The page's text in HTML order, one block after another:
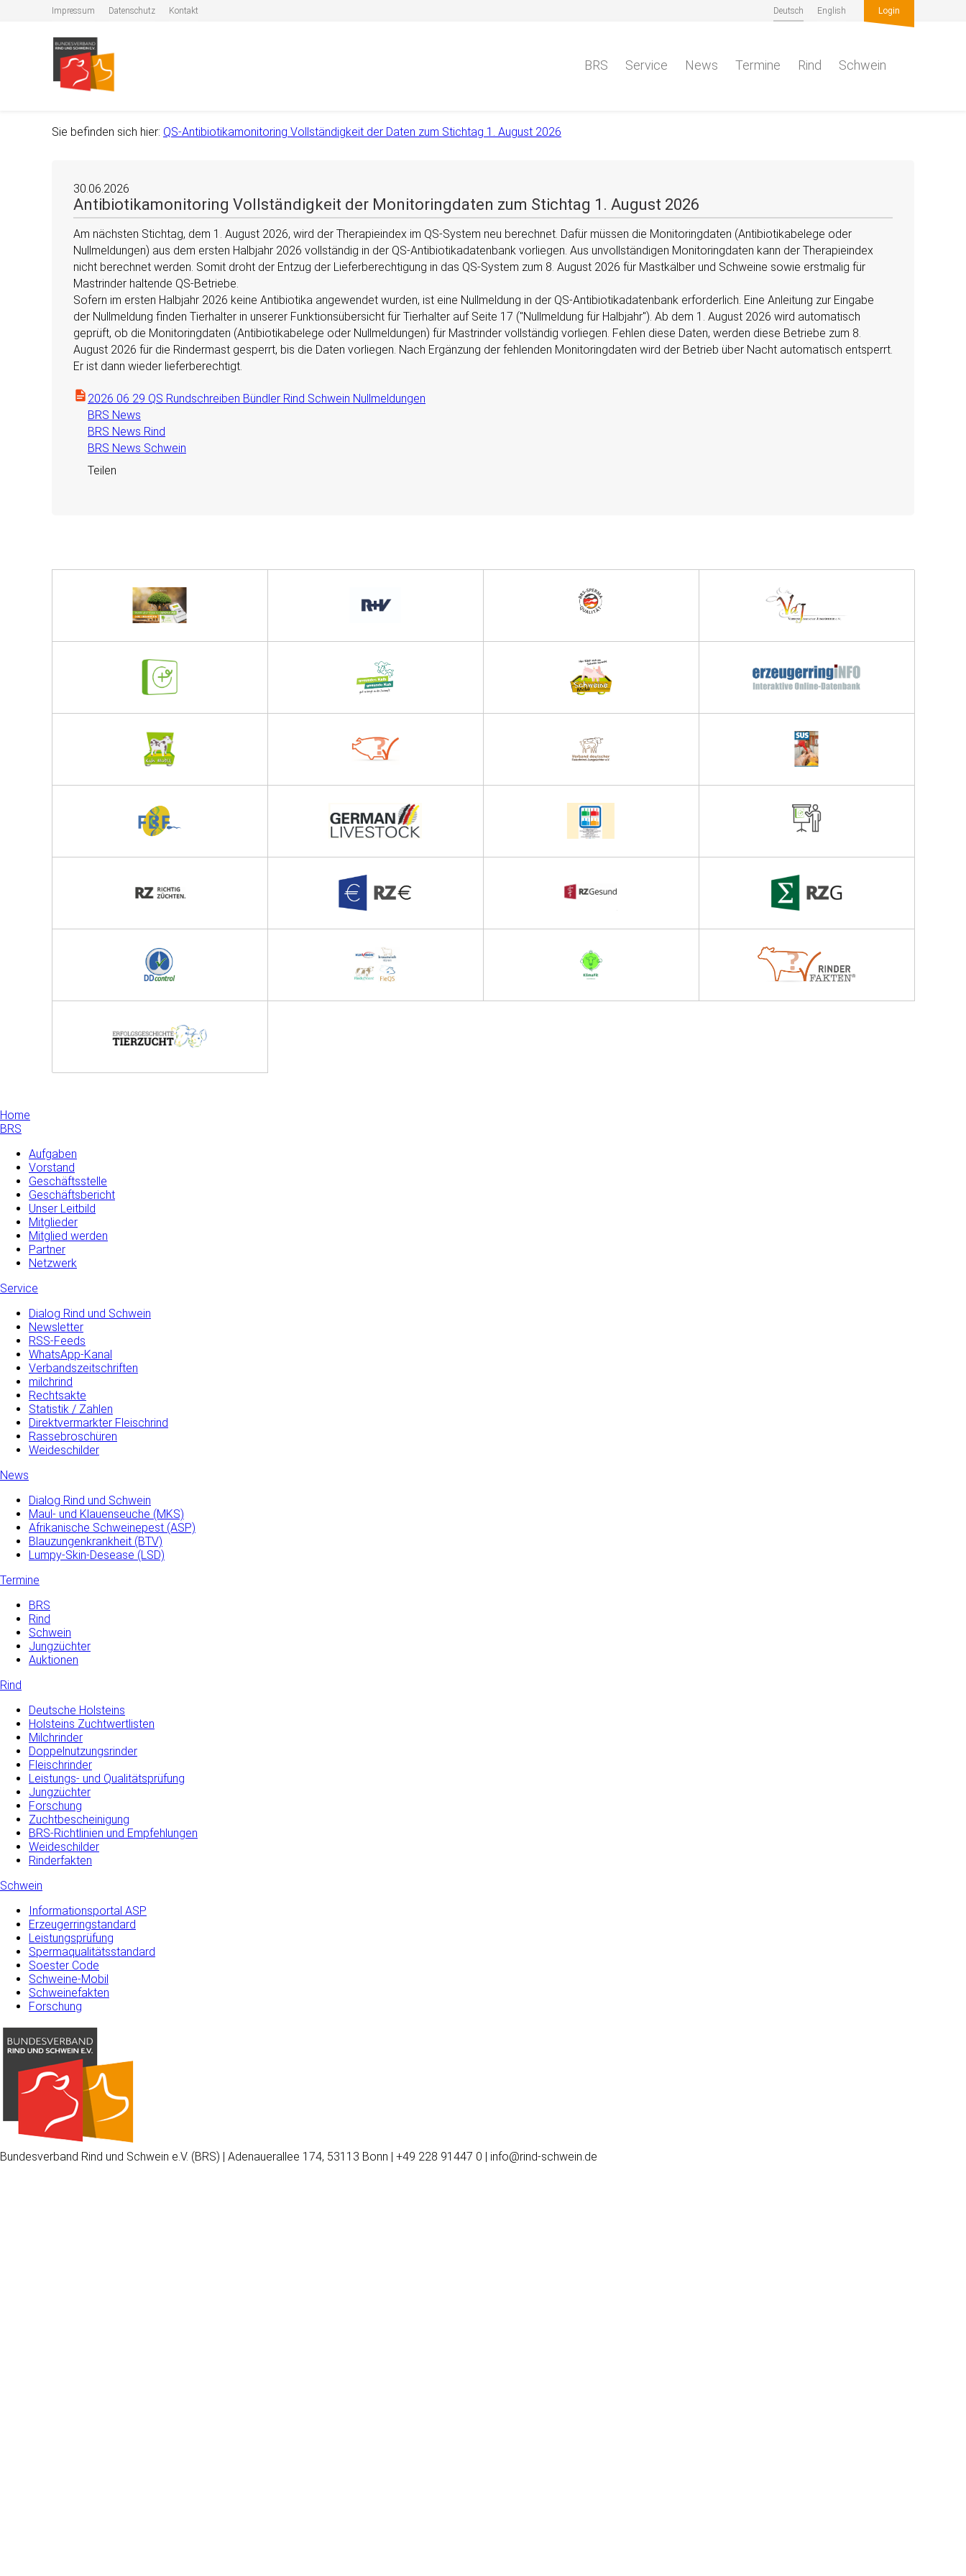
Impressum Datenschutz Kontakt Deutsch English Login
BRS Service News Termine Rind Schwein
Sie befinden sich hier: QS-Antibiotikamonitoring Vollständigkeit der Daten zum Stichtag 1. August 2026
30.06.2026
Antibiotikamonitoring Vollständigkeit der Monitoringdaten zum Stichtag 1. August 2026
Am nächsten Stichtag, dem 1. August 2026, wird der Therapieindex im QS-System neu berechnet. Dafür müssen die Monitoringdaten (Antibiotikabelege oder
Nullmeldungen) aus dem ersten Halbjahr 2026 vollständig in der QS-Antibiotikadatenbank vorliegen. Aus unvollständigen Monitoringdaten kann der Therapieindex
nicht berechnet werden. Somit droht der Entzug der Lieferberechtigung in das QS-System zum 8. August 2026 für Mastkälber und Schweine sowie erstmalig für
Mastrinder haltende QS-Betriebe.
Sofern im ersten Halbjahr 2026 keine Antibiotika angewendet wurden, ist eine Nullmeldung in der QS-Antibiotikadatenbank erforderlich. Eine Anleitung zur Eingabe
der Nullmeldung finden Tierhalter in unserer Funktionsübersicht für Tierhalter auf Seite 17 ( Nullmeldung für Halbjahr ). Ab dem 1. August 2026 wird automatisch
geprüft, ob die Monitoringdaten (Antibiotikabelege oder Nullmeldungen) für Mastrinder vollständig vorliegen. Fehlen diese Daten, werden diese Betriebe zum 8.
August 2026 für die Rindermast gesperrt, bis die Daten vorliegen. Nach Ergänzung der fehlenden Monitoringdaten wird der Betrieb über Nacht automatisch entsperrt.
Er ist dann wieder lieferberechtigt.
2026 06 29 QS Rundschreiben Bündler Rind Schwein Nullmeldungen
BRS News
BRS News Rind
BRS News Schwein
Teilen
Home
BRS
Aufgaben
Vorstand
Geschäftsstelle
Geschäftsbericht
Unser Leitbild
Mitglieder
Mitglied werden
Partner
Netzwerk
Service
Dialog Rind und Schwein
Newsletter
RSS-Feeds
WhatsApp-Kanal
Verbandszeitschriften
milchrind
Rechtsakte
Statistik / Zahlen
Direktvermarkter Fleischrind
Rassebroschüren
Weideschilder
News
Dialog Rind und Schwein
Maul- und­ Klauenseuche­ (MKS)
Afrikanische Schweinepest (ASP)
Blauzungenkrankheit (BTV)
Lumpy-Skin-Desease (LSD)
Termine
BRS
Rind
Schwein
Jungzüchter
Auktionen
Rind
Deutsche Holsteins
Holsteins Zuchtwertlisten
Milchrinder
Doppelnutzungsrinder
Fleischrinder
Leistungs- und Qualitätsprüfung
Jungzüchter
Forschung
Zuchtbescheinigung
BRS-Richtlinien und Empfehlungen
Weideschilder
Rinderfakten
Schwein
Informationsportal ASP
Erzeugerringstandard
Leistungsprüfung
Spermaqualitätsstandard
Soester Code
Schweine-Mobil
Schweinefakten
Forschung
Bundesverband Rind und Schwein e.V. (BRS) | Adenauerallee 174, 53113 Bonn | +49 228 91447 0 | info@rind-schwein.de